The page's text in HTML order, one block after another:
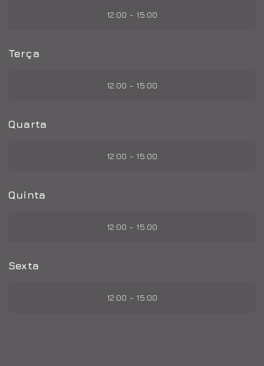
12:00 - 15:00
Terça
12:00 - 15:00
Quarta
12:00 - 15:00
Quinta
12:00 - 15:00
Sexta
12:00 - 15:00